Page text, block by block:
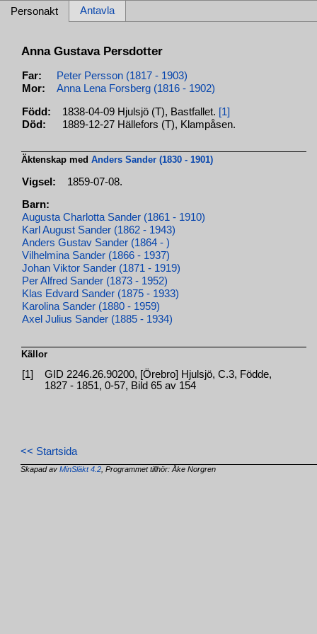
Personakt Antavla
Anna Gustava Persdotter
Far:
Peter Persson (1817 - 1903)
Mor:
Anna Lena Forsberg (1816 - 1902)
Född: 1838-04-09 Hjulsjö (T), Bastfallet. [1]
Död:
1889-12-27 Hällefors (T), Klampåsen.
Äktenskap medAnders Sander (1830 - 1901)
Vigsel: 1859-07-08.
Barn:
Augusta Charlotta Sander (1861 - 1910)
Karl August Sander (1862 - 1943)
Anders Gustav Sander (1864 - )
Vilhelmina Sander (1866 - 1937)
Johan Viktor Sander (1871 - 1919)
Per Alfred Sander (1873 - 1952)
Klas Edvard Sander (1875 - 1933)
Karolina Sander (1880 - 1959)
Axel Julius Sander (1885 - 1934)
Källor
[1]
GID 2246.26.90200, [Örebro] Hjulsjö, C.3, Födde,
1827 - 1851, 0-57, Bild 65 av 154
<< Startsida
Skapad avMinSläkt 4.2 , Programmet tillhör: Åke Norgren